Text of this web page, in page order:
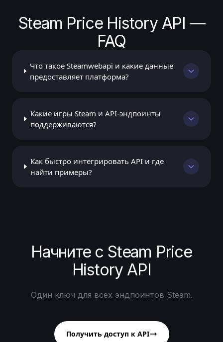
Steam Price History API —
FAQ
Что такое Steamwebapi и какие данные
предоставляет платформа?
Какие игры Steam и API-эндпоинты
поддерживаются?
Как быстро интегрировать API и где
найти примеры?
Начните с Steam Price
History API
Один ключ для всех эндпоинтов Steam.
Получить доступ к API